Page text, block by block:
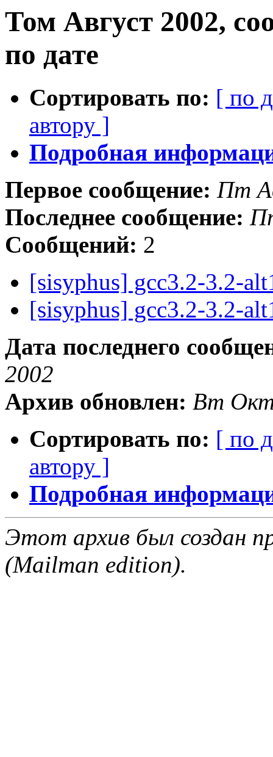
Том Август 2002,
по дате
Сортировать по: [ по
автору ]
Подробная
Первое сообщение: Пт
Последнее сообщение:
Сообщений: 2
[sisyphus] gcc3.2-3.2-
[sisyphus] gcc3.2-3.2-
Дата последнего
2002
Архив обновлен: Вт Окт
Сортировать по: [ по
автору ]
Подробная
Этот архив был создан
(Mailman edition).